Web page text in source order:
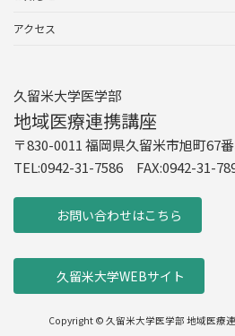
アクセス
久留米大学医学部
地域医療連携講座
〒830-0011 福岡県久留米市旭町67
​TEL:0942-31-7586 FAX:0942-31-
お問い合わせはこちら
久留米大学WEBサイト
Copyright © 久留米大学医学部 地域医療